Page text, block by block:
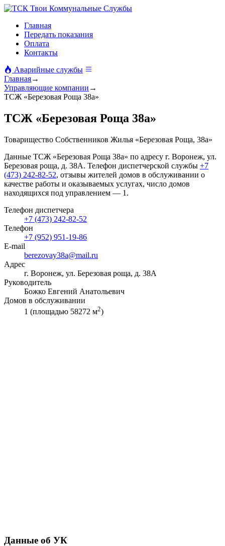
Твои Коммунальные Службы
Главная
Передать показания
Оплата
Контакты
Аварийные службы
Главная→
Управляющие компании →
ТСЖ «Березовая Роща 38а»
ТСЖ «Березовая Роща 38а»
Товарищество Собственников Жилья «Березовая Роща, 38а»
Данные ТСЖ «Березовая Роща 38а» по адресу г. Воронеж, ул.
Березовая роща, д. 38А. Телефон диспетчерской службы +7
(473) 242-82-52, отзывы жителей домов в обслуживании о
качестве работы и оказываемых услугах, число домов
находящихся под управлением — 1.
Телефон диспетчера
+7 (473) 242-82-52
Телефон
+7 (952) 951-19-86
E-mail
berezovay38a@mail.ru
Адрес
г. Воронеж, ул. Березовая роща, д. 38А
Руководитель
Божко Евгений Анатольевич
Домов в обслуживании
1 (площадью 58272 м2)
Данные об УК